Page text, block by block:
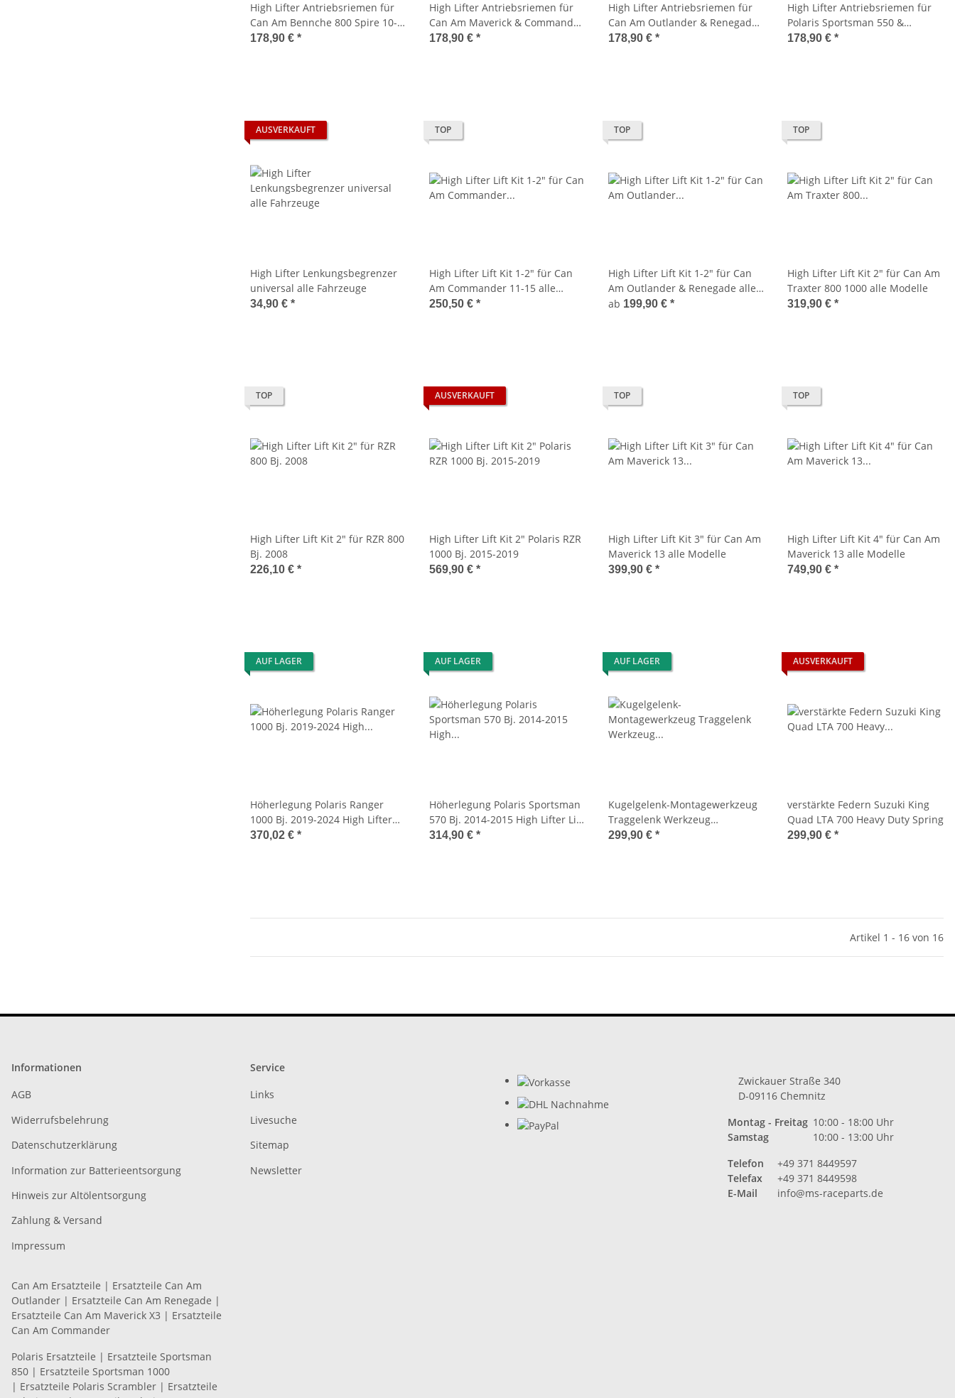
High Lifter Antriebsriemen für
Can Am Bennche 800 Spire 10-
14
178,90 € *
High Lifter Antriebsriemen für
Can Am Maverick & Commander
Bj. 11-
178,90 € *
High Lifter Antriebsriemen für
Can Am Outlander & Renegade
alle Modelle
178,90 € *
High Lifter Antriebsriemen für
Polaris Sportsman 550 &
Sportsman 850 alle Modelle
178,90 € *
AUSVERKAUFT
High Lifter Lenkungsbegrenzer
universal alle Fahrzeuge
34,90 € *
TOP
High Lifter Lift Kit 1-2" für Can
Am Commander 11-15 alle
Modelle außer X Modell
250,50 € *
TOP
High Lifter Lift Kit 1-2" für Can
Am Outlander & Renegade alle
Modelle
ab 199,90 € *
TOP
High Lifter Lift Kit 2" für Can Am
Traxter 800 1000 alle Modelle
319,90 € *
TOP
High Lifter Lift Kit 2" für RZR 800
Bj. 2008
226,10 € *
AUSVERKAUFT
High Lifter Lift Kit 2" Polaris RZR
1000 Bj. 2015-2019
569,90 € *
TOP
High Lifter Lift Kit 3" für Can Am
Maverick 13 alle Modelle
399,90 € *
TOP
High Lifter Lift Kit 4" für Can Am
Maverick 13 alle Modelle
749,90 € *
AUF LAGER
Höherlegung Polaris Ranger
1000 Bj. 2019-2024 High Lifter
Lift Kit 3"
370,02 € *
AUF LAGER
Höherlegung Polaris Sportsman
570 Bj. 2014-2015 High Lifter Lift
Kit 2"
314,90 € *
AUF LAGER
Kugelgelenk-Montagewerkzeug
Traggelenk Werkzeug
Kugelgelenk Tool Ball Joint
299,90 € *
AUSVERKAUFT
verstärkte Federn Suzuki King
Quad LTA 700 Heavy Duty Spring
299,90 € *
Artikel 1 - 16 von 16
Informationen
AGB
Widerrufsbelehrung
Datenschutzerklärung
Information zur Batterieentsorgung
Hinweis zur Altölentsorgung
Zahlung & Versand
Impressum
Service
Links
Livesuche
Sitemap
Newsletter
Zwickauer Straße 340
D-09116 Chemnitz
Montag - Freitag 10:00 - 18:00 Uhr
Samstag
10:00 - 13:00 Uhr
Telefon
+49 371 8449597
Telefax
+49 371 8449598
E-Mail
info@ms-raceparts.de
Can Am Ersatzteile | Ersatzteile Can Am
Outlander | Ersatzteile Can Am Renegade |
Ersatzteile Can Am Maverick X3 | Ersatzteile
Can Am Commander
Polaris Ersatzteile | Ersatzteile Sportsman
850 | Ersatzteile Sportsman 1000
| Ersatzteile Polaris Scrambler | Ersatzteile